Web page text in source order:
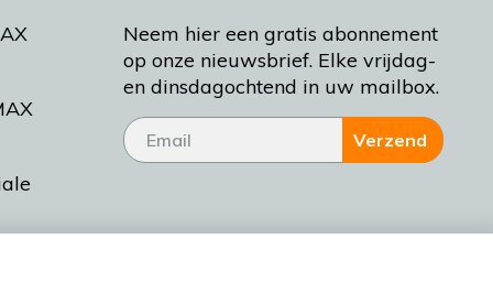
Neem hier een gratis abonnement
op onze nieuwsbrief. Elke vrijdag-
en dinsdagochtend in uw mailbox.
Verzend